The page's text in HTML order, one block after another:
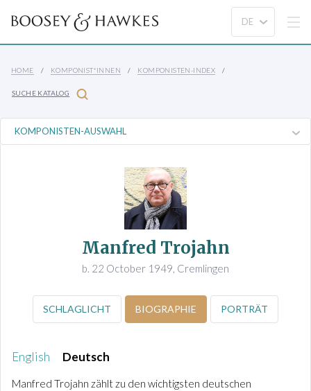
HOME KOMPONIST*INNEN KOMPONISTEN-INDEX
SUCHE KATALOG
Manfred Trojahn
b. 22 October 1949, Cremlingen
SCHLAGLICHT BIOGRAPHIE PORTRÄT
English Deutsch
Manfred Trojahn zählt zu den wichtigsten deutschen